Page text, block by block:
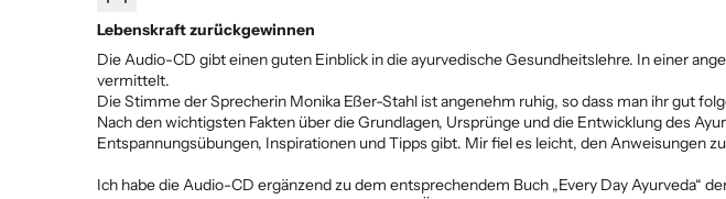
Lebenskraft zurückgewinnen
Die Audio-CD gibt einen guten Einblick in die ayurvedische Gesundheitslehre. In einer
vermittelt.
Die Stimme der Sprecherin Monika Eßer-Stahl ist angenehm ruhig, so dass man ihr gut
Nach den wichtigsten Fakten über die Grundlagen, Ursprünge und die Entwicklung des
Entspannungsübungen, Inspirationen und Tipps gibt. Mir fiel es leicht, den Anweisungen
Ich habe die Audio-CD ergänzend zu dem entsprechendem Buch „Every Day Ayurveda“